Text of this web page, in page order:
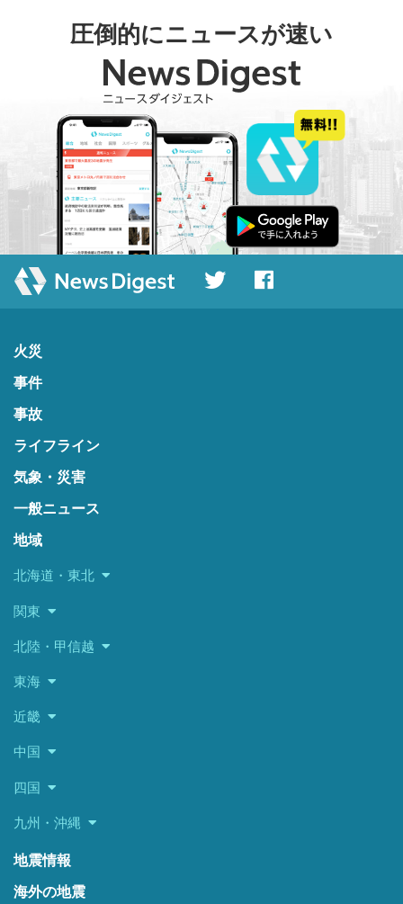
圧倒的にニュースが速い
火災
事件
事故
ライフライン
気象・災害
一般ニュース
地域
北海道・東北
関東
北陸・甲信越
東海
近畿
中国
四国
九州・沖縄
地震情報
海外の地震